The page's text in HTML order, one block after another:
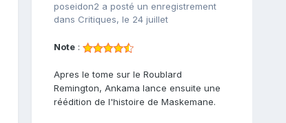
poseidon2 a posté un enregistrement
dans Critiques, le 24 juillet
Note:
Apres le tome sur le Roublard
Remington, Ankama lance ensuite une
réédition de l'histoire de Maskemane.